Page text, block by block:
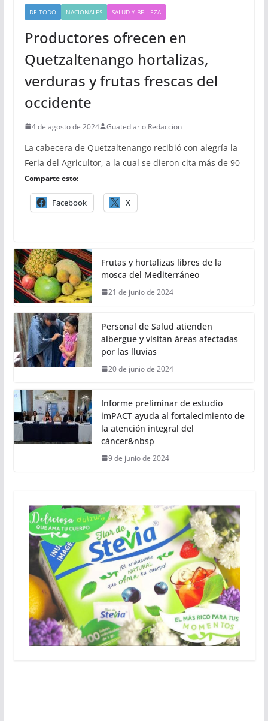
DE TODO NACIONALES SALUD Y BELLEZA
Productores ofrecen en
Quetzaltenango hortalizas,
verduras y frutas frescas del
occidente
4 de agosto de 2024 Guatediario Redaccion
La cabecera de Quetzaltenango recibió con alegría la
Feria del Agricultor, a la cual se dieron cita más de 90
Comparte esto:
Facebook X
Frutas y hortalizas libres de la
mosca del Mediterráneo
21 de junio de 2024
Personal de Salud atienden
albergue y visitan áreas afectadas
por las lluvias
20 de junio de 2024
Informe preliminar de estudio
imPACT ayuda al fortalecimiento de
la atención integral del
cáncer&nbsp
9 de junio de 2024